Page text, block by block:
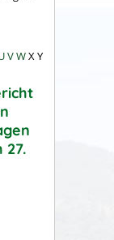
VWX Y
27.